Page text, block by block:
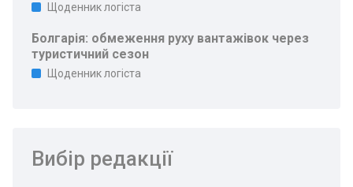
Щоденник логіста
Болгарія: обмеження руху вантажівок через
туристичний сезон
Щоденник логіста
Вибір редакції